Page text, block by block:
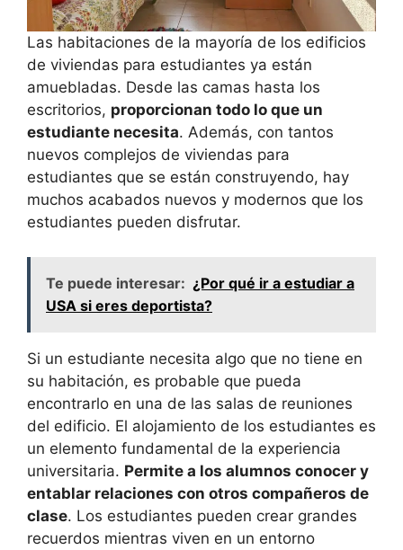
Las habitaciones de la mayoría de los edificios
de viviendas para estudiantes ya están
amuebladas. Desde las camas hasta los
escritorios, proporcionan todo lo que un
estudiante necesita. Además, con tantos
nuevos complejos de viviendas para
estudiantes que se están construyendo, hay
muchos acabados nuevos y modernos que los
estudiantes pueden disfrutar.
Te puede interesar: ¿Por qué ir a estudiar a
USA si eres deportista?
Si un estudiante necesita algo que no tiene en
su habitación, es probable que pueda
encontrarlo en una de las salas de reuniones
del edificio. El alojamiento de los estudiantes es
un elemento fundamental de la experiencia
universitaria. Permite a los alumnos conocer y
entablar relaciones con otros compañeros de
clase. Los estudiantes pueden crear grandes
recuerdos mientras viven en un entorno